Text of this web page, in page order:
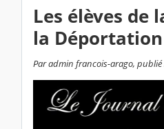
Les élèves de
la Déportation
Par admin francois-arago,